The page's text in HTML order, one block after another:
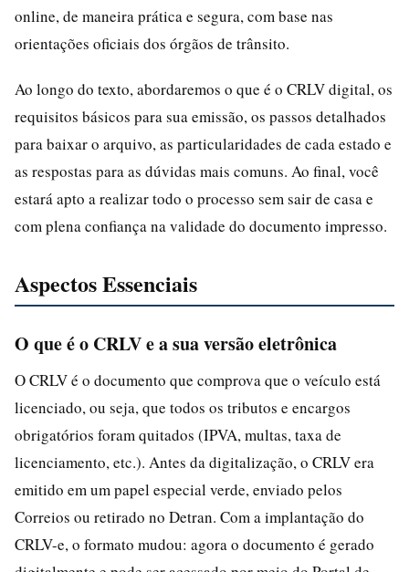
online, de maneira prática e segura, com base nas
orientações oficiais dos órgãos de trânsito.
Ao longo do texto, abordaremos o que é o CRLV digital, os
requisitos básicos para sua emissão, os passos detalhados
para baixar o arquivo, as particularidades de cada estado e
as respostas para as dúvidas mais comuns. Ao final, você
estará apto a realizar todo o processo sem sair de casa e
com plena confiança na validade do documento impresso.
Aspectos Essenciais
O que é o CRLV e a sua versão eletrônica
O CRLV é o documento que comprova que o veículo está
licenciado, ou seja, que todos os tributos e encargos
obrigatórios foram quitados (IPVA, multas, taxa de
licenciamento, etc.). Antes da digitalização, o CRLV era
emitido em um papel especial verde, enviado pelos
Correios ou retirado no Detran. Com a implantação do
CRLV-e, o formato mudou: agora o documento é gerado